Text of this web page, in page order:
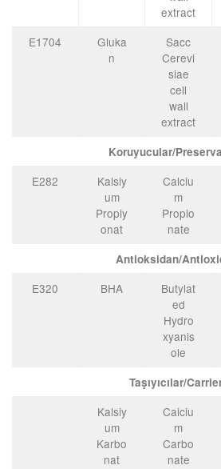
extract
E1704
Gluka
n
Sacc
Cerevi
siae
cell
wall
extract
Koruyucular/
E282
Kalsiy
um
Propiy
onat
Calciu
m
Propio
nate
Antioksidan/
E320 BHA
Butylat
ed
Hydro
xyanis
ole
Taşıyıcılar/
Kalsiy
um
Karbo
nat
Caiciu
m
Carbo
nate